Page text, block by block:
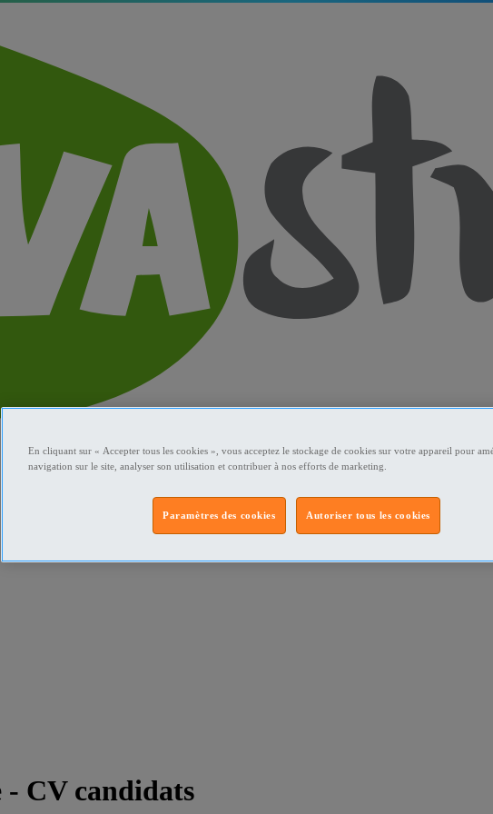
- CV candidats
En cliquant sur « Accepter tous les cookies », vous acceptez le stockage de cookies sur votre appareil pour
navigation sur le site, analyser son utilisation et contribuer à nos efforts de marketing.
Autoriser tous les cookies
Paramètres des cookies